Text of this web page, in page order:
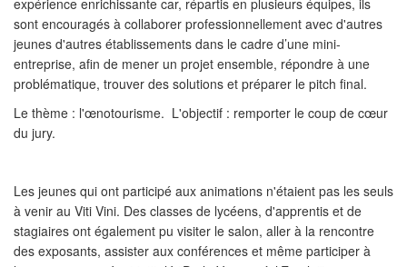
sont encouragés à collaborer professionnellement avec d'autres
jeunes d'autres établissements dans le cadre d’une mini-
entreprise, afin de mener un projet ensemble, répondre à une
problématique, trouver des solutions et préparer le pitch final.
Le thème : l'œnotourisme. L'objectif : remporter le coup de cœur
du jury.
Les jeunes qui ont participé aux animations n'étaient pas les seuls
à venir au Viti Vini. Des classes de lycéens, d'apprentis et de
stagiaires ont également pu visiter le salon, aller à la rencontre
des exposants, assister aux conférences et même participer à